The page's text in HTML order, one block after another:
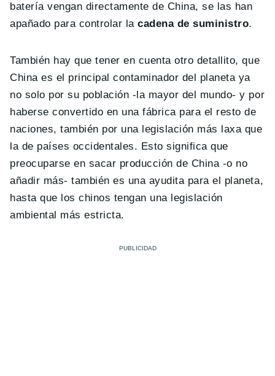
batería vengan directamente de China, se las han
apañado para controlar lacadena de suministro.
También hay que tener en cuenta otro detallito, que
China es el principal contaminador del planeta ya
no solo por su población -la mayor del mundo- y por
haberse convertido en una fábrica para el resto de
naciones, también por una legislación más laxa que
la de países occidentales. Esto significa que
preocuparse en sacar producción de China -o no
añadir más- también es una ayudita para el planeta,
hasta que los chinos tengan una legislación
ambiental más estricta.